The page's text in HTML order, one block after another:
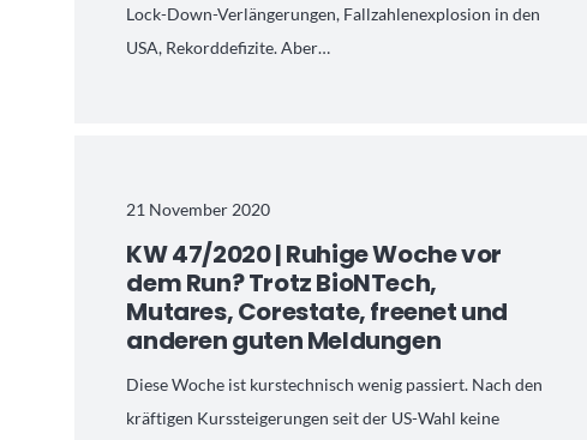
Lock-Down-Verlängerungen, Fallzahlenexplosion in den
USA, Rekorddefizite. Aber…
21 November 2020
KW 47/2020 | Ruhige Woche vor
dem Run? Trotz BioNTech,
Mutares, Corestate, freenet und
anderen guten Meldungen
Diese Woche ist kurstechnisch wenig passiert. Nach den
kräftigen Kurssteigerungen seit der US-Wahl keine